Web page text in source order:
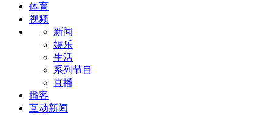
体育
视频
新闻
娱乐
生活
系列节目
直播
播客
互动新闻